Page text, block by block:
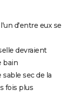
d'entre eux se
devraient
bain
sec de la
fois plus